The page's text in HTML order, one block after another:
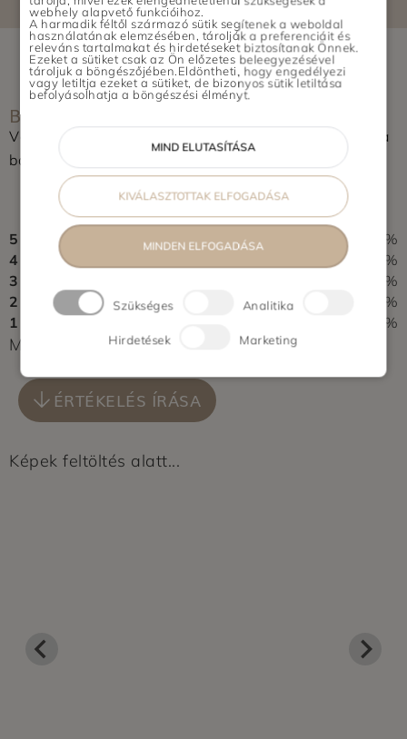
Maglód, Gyömrő, Üllő, Vecsés, Gyál,
Dunaharaszti, Szigetszentmiklós,
Halásztelek, Remeteszőlős, Budajenő
Vidék: Pécs, Szeged, Újszentiván,
BOLT ÉRTÉKELÉSE
Vásároltál az üzletben? Segítsd a többieket, értékeld a
boltot és írj pár soros véleményt.
0,0
0 vélemény alapján
5
0%
4
0%
3
0%
2
0%
1
0%
Még nem érkezett értékelés. Légy Te az első!
ÉRTÉKELÉS ÍRÁSA
Képek feltöltés alatt...
webhely alapvető funkcióihoz.
A harmadik féltől származó sütik segítenek a weboldal
használatának elemzésében, tárolják a preferenciáit és
releváns tartalmakat és hirdetéseket biztosítanak Önnek.
Ezeket a sütiket csak az Ön előzetes beleegyezésével
tároljuk a böngészőjében.Eldöntheti, hogy engedélyezi
vagy letiltja ezeket a sütiket, de bizonyos sütik letiltása
befolyásolhatja a böngészési élményt.
MIND ELUTASÍTÁSA
KIVÁLASZTOTTAK ELFOGADÁSA
MINDEN ELFOGADÁSA
Szükséges Analitika
Hirdetések Marketing